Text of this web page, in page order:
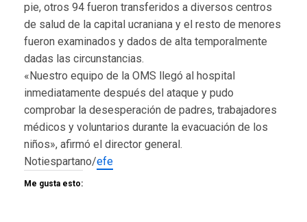
pie, otros 94 fueron transferidos a diversos centros
de salud de la capital ucraniana y el resto de menores
fueron examinados y dados de alta temporalmente
dadas las circunstancias.
«Nuestro equipo de la OMS llegó al hospital
inmediatamente después del ataque y pudo
comprobar la desesperación de padres, trabajadores
médicos y voluntarios durante la evacuación de los
niños», afirmó el director general.
Notiespartano/efe
Me gusta esto: